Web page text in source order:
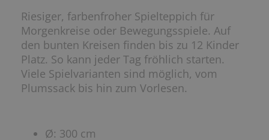
Riesiger, farbenfroher Spielteppich für
Morgenkreise oder Bewegungsspiele. Auf
den bunten Kreisen finden bis zu 12 Kinder
Platz. So kann jeder Tag fröhlich starten.
Viele Spielvarianten sind möglich, vom
Plumssack bis hin zum Vorlesen.
Ø: 300 cm